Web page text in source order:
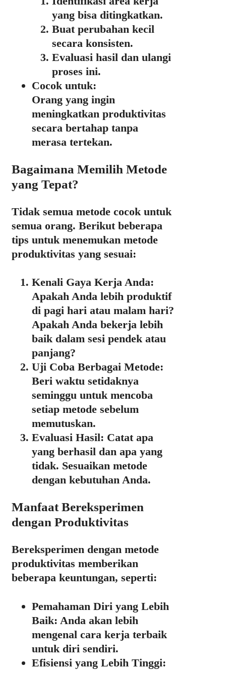
yang bisa ditingkatkan.
Buat perubahan kecil
secara konsisten.
Evaluasi hasil dan ulangi
proses ini.
Cocok untuk:
Orang yang ingin
meningkatkan produktivitas
secara bertahap tanpa
merasa tertekan.
Bagaimana Memilih Metode
yang Tepat?
Tidak semua metode cocok untuk
semua orang. Berikut beberapa
tips untuk menemukan metode
produktivitas yang sesuai:
Kenali Gaya Kerja Anda:
Apakah Anda lebih produktif
di pagi hari atau malam hari?
Apakah Anda bekerja lebih
baik dalam sesi pendek atau
panjang?
Uji Coba Berbagai Metode:
Beri waktu setidaknya
seminggu untuk mencoba
setiap metode sebelum
memutuskan.
Evaluasi Hasil: Catat apa
yang berhasil dan apa yang
tidak. Sesuaikan metode
dengan kebutuhan Anda.
Manfaat Bereksperimen
dengan Produktivitas
Bereksperimen dengan metode
produktivitas memberikan
beberapa keuntungan, seperti:
Pemahaman Diri yang Lebih
Baik: Anda akan lebih
mengenal cara kerja terbaik
untuk diri sendiri.
Efisiensi yang Lebih Tinggi: